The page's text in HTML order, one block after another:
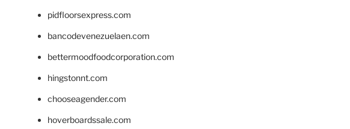
pidfloorsexpress.com
bancodevenezuelaen.com
bettermoodfoodcorporation.com
hingstonnt.com
chooseagender.com
hoverboardssale.com